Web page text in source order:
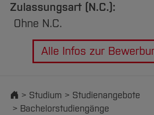
Zulassungsart (N.C.):
Ohne N.C.
Alle Infos zur
Startseite
Studium
Studienangebote
Bachelorstudiengänge